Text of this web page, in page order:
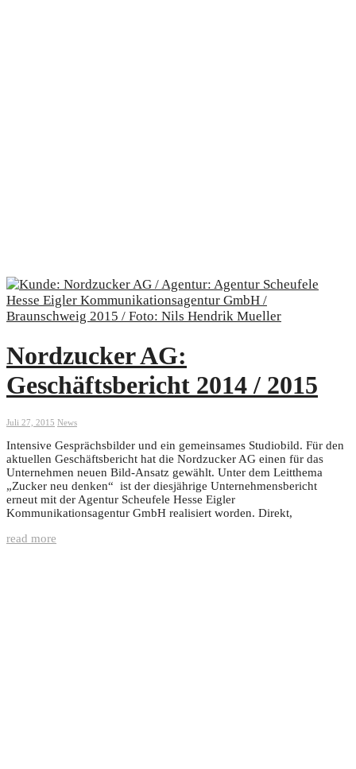
Nordzucker AG:
Geschäftsbericht 2014 / 2015
Juli 27, 2015 News
Intensive Gesprächsbilder und ein gemeinsames Studiobild. Für den
aktuellen Geschäftsbericht hat die Nordzucker AG einen für das
Unternehmen neuen Bild-Ansatz gewählt. Unter dem Leitthema
„Zucker neu denken“ ist der diesjährige Unternehmensbericht
erneut mit der Agentur Scheufele Hesse Eigler
Kommunikationsagentur GmbH realisiert worden. Direkt,
read more